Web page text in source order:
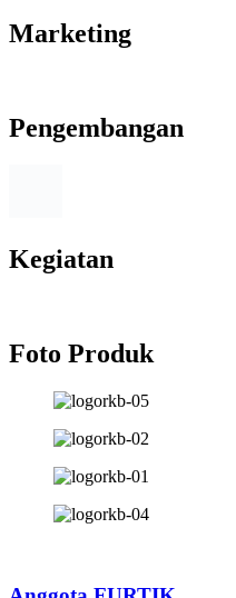
Marketing
Pengembangan
Kegiatan
Foto Produk